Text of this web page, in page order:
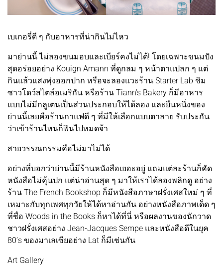
เบเกอรี่ดี ๆ กับอาหารที่น่ากินไม่ไหว
มาย่านนี้ ไม่ลองขนมอบและเบียร์คงไม่ได้! โดยเฉพาะขนมปัง
สุดอร่อยอย่าง Kouign Amann ที่ดูกลม ๆ หน้าตาแปลก ๆ แต่
กินแล้วแสงพุ่งออกปาก หรือจะลองแวะร้าน Starter Lab ชิม
ซาวโดว์สไตล์อเมริกัน หรือร้าน Tiann’s Bakery ก็มีอาหาร
แบบไม่มีกลูเตนเป็นส่วนประกอบให้ได้ลอง และยืนหนึ่งของ
ย่านนี้เลยคือร้านกาแฟดี ๆ ที่มีให้เลือกแบบตาลาย รับประกัน
ว่าเข้าร้านไหนก็ฟินไปหมดจ้า
สายวรรณกรรมคือไม่มาไม่ได้
อย่างที่บอกว่าย่านนี้มีร้านหนังสือเยอะอยู่ แถมแต่ละร้านก็คัด
หนังสือไม่คุ้นปก แต่น่าอ่านสุด ๆ มาให้เราได้ลองพลิกดู อย่าง
ร้าน The French Bookshop ก็มีหนังสือภาษาฝรั่งเศสใหม่ ๆ ที่
เหมาะกับทุกเพศทุกวัยให้ได้หาอ่านกัน อย่างหนังสือภาพเด็ด ๆ
ที่ชื่อ Woods in the Books ก็หาได้ที่นี่ หรือผลงานของนักวาด
ชาวฝรั่งเศสอย่าง Jean-Jacques Sempe และหนังสือดีในยุค
80’s ของมาเลเซียอย่าง Lat ก็มีเช่นกัน
Art Gallery